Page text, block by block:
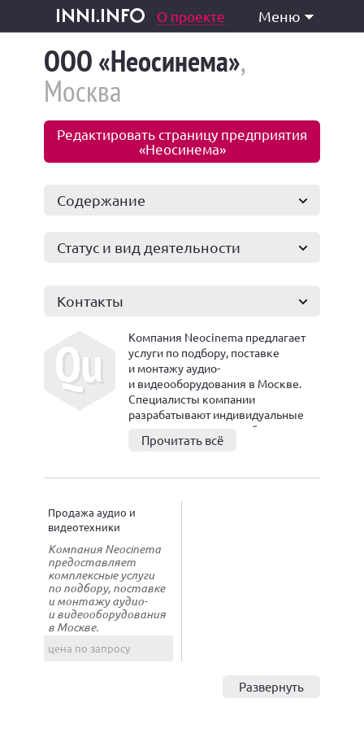
inni.info
и услуги О проекте Меню
ООО «Неосинема»,
Москва
Редактировать страницу предприятия
«Неосинема»
Содержание
Статус и вид деятельности
Контакты
Прочитать всё
Компания Neocinema предлагает
услуги по подбору, поставке
и монтажу аудио-
и видеооборудования в Москве.
Специалисты компании
разрабатывают индивидуальные
проекты, учитывая особенности
помещения и бюджет клиента,
установку и настройку систем.
караоке-системы, проекторы,
экраны, ресиверы, усилители,
медиаплееры, мультирум-системы
и системы управления.
Продажа аудио и
видеотехники
Компания Neocinema
предоставляет
комплексные услуги
по подбору, поставке
и монтажу аудио-
и видеооборудования
в Москве.
цена по запросу
Развернуть